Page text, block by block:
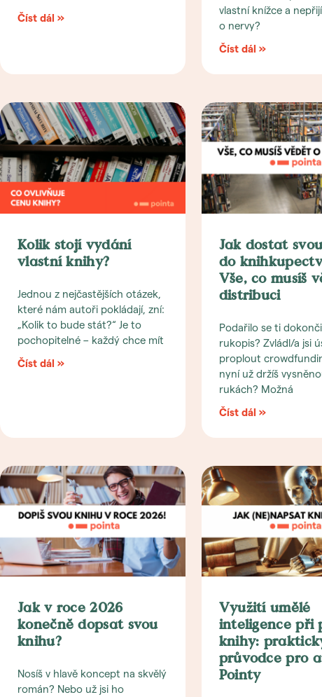
Číst dál »
vlastní knížce a
o nervy?
Číst dál »
Kolik stojí vydání
vlastní knihy?
Jednou z nejčastějších otázek,
které nám autoři pokládají, zní:
„Kolik to bude stát?“ Je to
pochopitelné – každý chce mít
Číst dál »
Jak dostat
do
Vše, co musíš
distribuci
Podařilo se ti
rukopis? Zvládl/a jsi
proplout
nyní už držíš
rukách? Možná
Číst dál »
Jak v roce 2026
konečně dopsat svou
knihu?
Nosíš v hlavě koncept na skvělý
román? Nebo už jsi ho
Využití umělé
inteligence při
knihy:
průvodce pro
Pointy